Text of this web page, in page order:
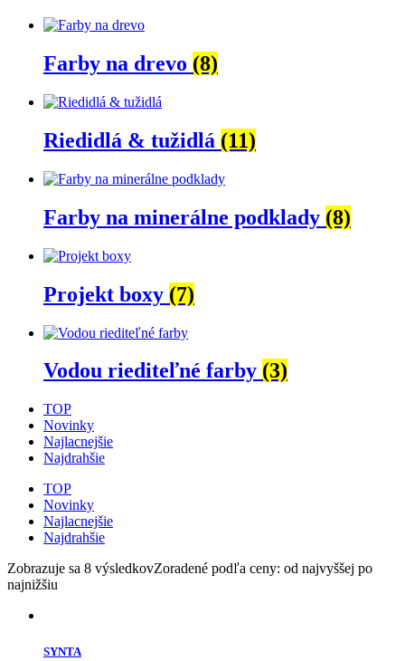
Farby na drevo (8)
Riedidlá & tužidlá (11)
Farby na minerálne podklady (8)
Projekt boxy (7)
Vodou riediteľné farby (3)
TOP
Novinky
Najlacnejšie
Najdrahšie
TOP
Novinky
Najlacnejšie
Najdrahšie
Zobrazuje sa 8 výsledkovZoradené podľa ceny: od najvyššej po
najnižšiu
SYNTA